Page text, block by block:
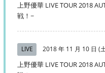
上野優華 LIVE TOUR 2018
戦！~
LIVE 2018 年 11 月 10 日 (
上野優華 LIVE TOUR 2018